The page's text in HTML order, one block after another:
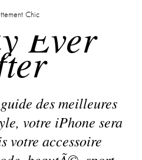
Ever
des meilleures
votre iPhone sera
votre accessoire